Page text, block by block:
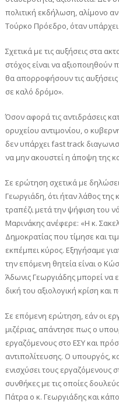
πολιτική εκδήλωση, αλίμονο
Τούρκο Πρόεδρο, όταν υπάρχει
Σχετικά με τις αυξήσεις στα
στόχος είναι να αξιοποιηθούν
θα απορροφήσουν τις
σε καλό δρόμο».
Όσον αφορά τις αντιδράσεις
ορυχείου αντιμονίου, ο
δεν υπάρχει fast track
να μην ακουστεί η άποψη της
Σε ερώτηση σχετικά με
Γεωργιάδη, ότι ήταν λάθος
τραπέζι μετά την ψήφιση του
Μαρινάκης ανέφερε: «Η κ.
Δημοκρατίας που τίμησε και
εκπέμπει κύρος. Εξηγήσαμε
την επόμενη θητεία είναι ο
Άδωνις Γεωργιάδης μπορεί να
δική του αξιολογική κρίση και
Σε επόμενη ερώτηση, εάν οι
μιζέριας, απάντησε πως ο
εργαζόμενους στο ΕΣΥ και
αντιπολίτευσης. Ο υπουργός,
ενισχύσει τους εργαζόμενους
συνθήκες με τις οποίες
Πάτρα ο κ. Γεωργιάδης και